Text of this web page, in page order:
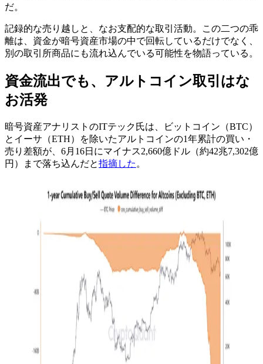
だ。
記録的な売り越しと、なお支配的な取引活動。この二つの乖
離は、資金が暗号資産市場の中で回転しているだけでなく、
別の取引所商品にも流れ込んでいる可能性を物語っている。
資金流出でも、アルトコイン取引はな
お活発
暗号資産アナリストのITテック氏は、ビットコイン（BTC）
とイーサ（ETH）を除いたアルトコインの1年累計の買い・
売り差額が、6月16日にマイナス2,660億ドル（約42兆7,302億
円）まで落ち込んだと指摘した 。